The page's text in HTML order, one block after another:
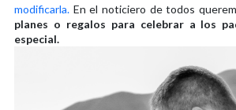
modificarla. En el noticiero de todos
planes o regalos para celebrar a los
especial.